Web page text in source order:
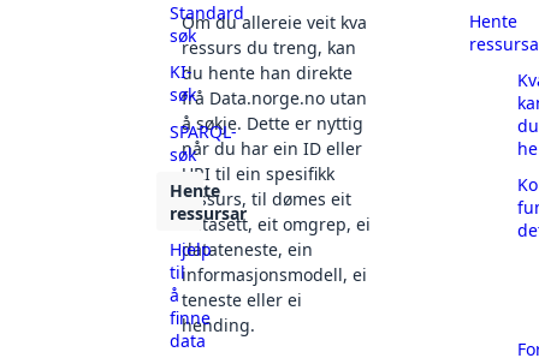
Standard
søk
KI-
søk
SPARQL-
søk
Hente
ressursar
Hjelp
til
å
finne
data
Om du allereie veit kva
ressurs du treng, kan
du hente han direkte
frå Data.norge.no utan
å søkje. Dette er nyttig
når du har ein ID eller
URI til ein spesifikk
ressurs, til dømes eit
datasett, eit omgrep, ei
datateneste, ein
informasjonsmodell, ei
teneste eller ei
hending.
Hente
du